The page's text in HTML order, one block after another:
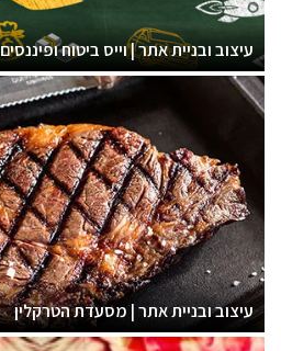
עיצוב ובניית אתר | וייס ביטוח ופיננסים
עיצוב ובניית אתר | מסעדת הטרקלין